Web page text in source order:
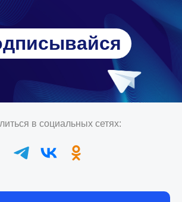
в социальных сетях: